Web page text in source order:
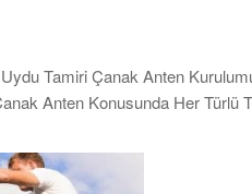
Tamiri Çanak Anten
Anten Konusunda Her Türlü